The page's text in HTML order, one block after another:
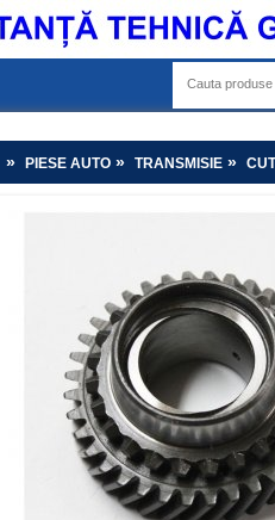
» PIESE AUTO » TRANSMISIE »